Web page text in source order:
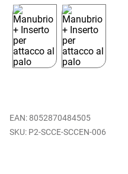
EAN: 8052870484505
P2-SCCE-SCCEN-006